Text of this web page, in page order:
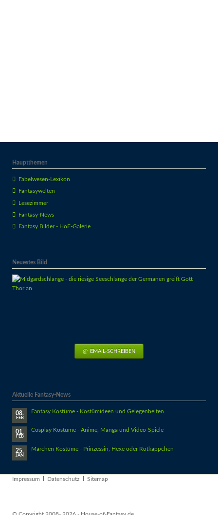
Hauptthemen
Fabelwesen-Lexikon
Fantasywelten
Lesezimmer
Fantasy-News
Fantasy Bilder - HoF-Galerie
Neuestes Bild
EMAIL-SCHREIBEN
Aktuelle Fantasy-News
08.
FEB
Fantasy Kostüme - Kostümideen und Gelegenheiten
01.
FEB
Cosplay Kostüme - Anime, Manga und Video-Spiele
25.
JAN
Märchen Kostüme - Prinzessin, Hexe oder Rotkäppchen
Navigation
Impressum Datenschutz Sitemap
© Copyright 2008- 2026 - House-of-Fantasy.de